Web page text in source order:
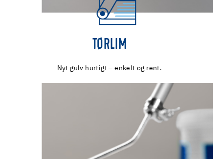
TØRLIM
Nyt gulv hurtigt – enkelt og rent.